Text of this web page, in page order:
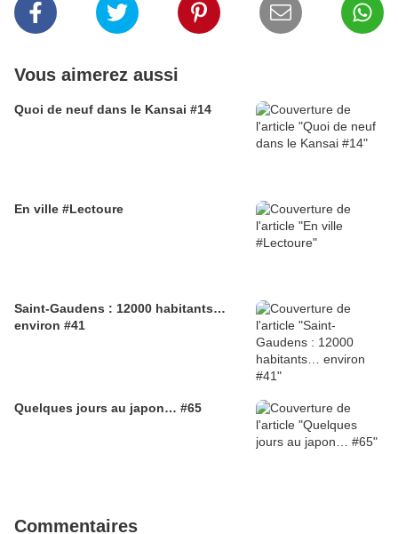
Vous aimerez aussi
Quoi de neuf dans le Kansai #14
En ville #Lectoure
Saint-Gaudens : 12000 habitants…
environ #41
Quelques jours au japon… #65
Commentaires